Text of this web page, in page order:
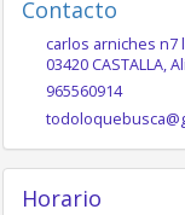
Contacto
carlos arniches n7
03420 CASTALLA,
965560914
Horario